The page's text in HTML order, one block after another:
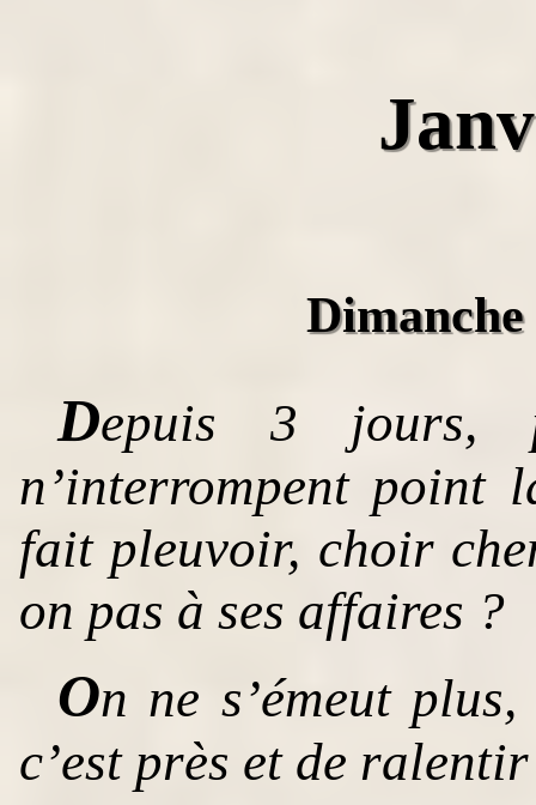
Depuis 3 jours,
n’interrompent point
fait pleuvoir, choir
on pas à ses affaires ?
On ne s’émeut
c’est près et de